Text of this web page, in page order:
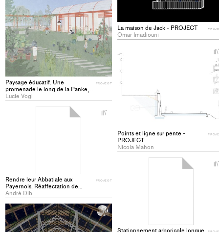
Paysage éducatif. Une
promenade le long de la Panke,
Soldinerkiez, Berlin - PROJECT
Lucie Vogl
PROJECT
La maison de Jack - PROJECT
Omar Imadiouni
Points et ligne sur pente -
PROJECT
Nicola Mahon
+
Rendre leur Abbatiale aux
Payernois. Réaffectation de
l'Abbatiale de Payerne en une
bibliothèque - PROJECT
André Dib
PROJECT
+
collections
+
+
Add
project